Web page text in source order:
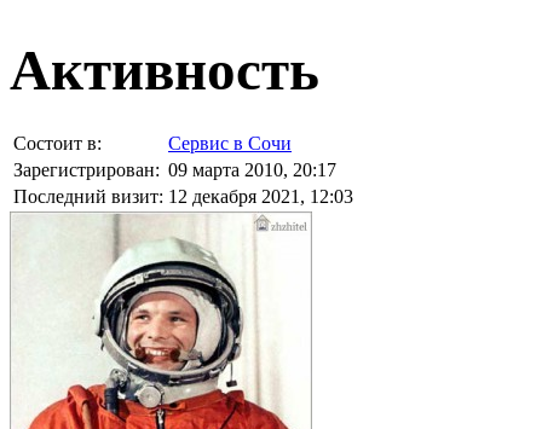
Активность
Состоит в:
Сервис в Сочи
Зарегистрирован: 09 марта 2010, 20:17
Последний визит: 12 декабря 2021, 12:03